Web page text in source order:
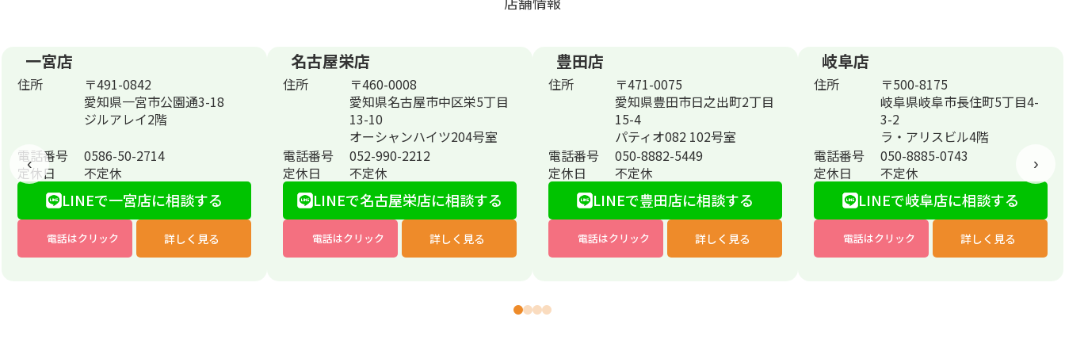
‹ ›
一宮店
住所
〒491-0842
愛知県一宮市公園通3-18
ジルアレイ2階
電話番号
0586-50-2714
定休日
不定休
LINEで一宮店に相談する
電話はクリック 詳しく見る
名古屋栄店
住所
〒460-0008
愛知県名古屋市中区栄5丁目
13-10
オーシャンハイツ204号室
電話番号
052-990-2212
定休日
不定休
LINEで名古屋栄店に相談する
電話はクリック 詳しく見る
豊田店
住所
〒471-0075
愛知県豊田市日之出町2丁目
15-4
パティオ082 102号室
電話番号
050-8882-5449
定休日
不定休
LINEで豊田店に相談する
電話はクリック 詳しく見る
岐阜店
住所
〒500-8175
岐阜県岐阜市長住町5丁目4-
3-2
ラ・アリスビル4階
電話番号
050-8885-0743
定休日
不定休
LINEで岐阜店に相談する
電話はクリック 詳しく見る